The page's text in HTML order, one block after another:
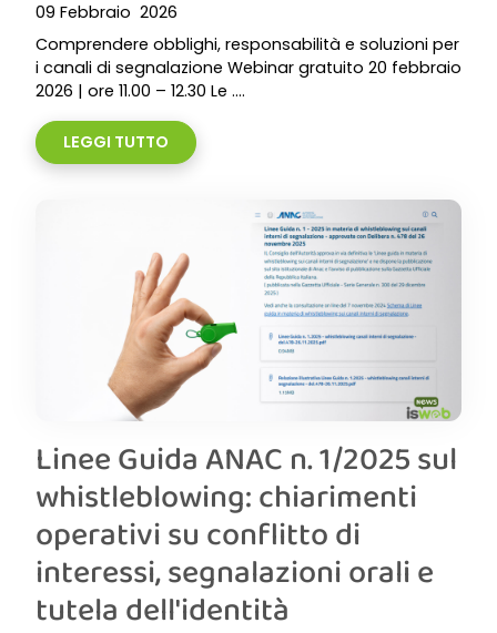
09 Febbraio 2026
Comprendere obblighi, responsabilità e soluzioni per
i canali di segnalazione Webinar gratuito 20 febbraio
2026 | ore 11.00 – 12.30 Le ....
LEGGI TUTTO
Linee Guida ANAC n. 1/2025 sul
whistleblowing: chiarimenti
operativi su conflitto di
interessi, segnalazioni orali e
tutela dell'identità